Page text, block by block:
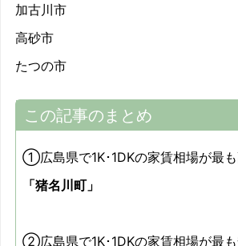
加古川市
高砂市
たつの市
この記事のまとめ
①広島県で1K･1DKの家賃相場が最も
「猪名川町」
②広島県で1K･1DKの家賃相場が最も